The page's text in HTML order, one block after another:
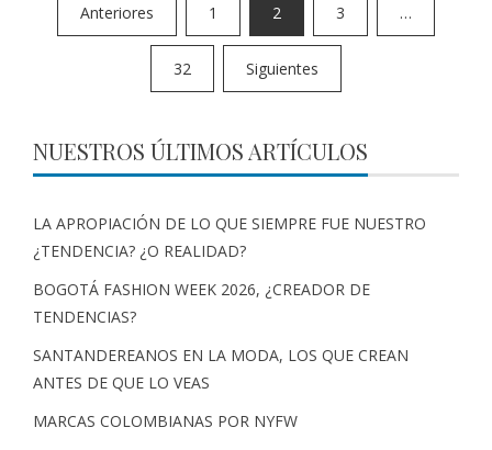
Anteriores 1 2 3 …
32 Siguientes
NUESTROS ÚLTIMOS ARTÍCULOS
LA APROPIACIÓN DE LO QUE SIEMPRE FUE NUESTRO
¿TENDENCIA? ¿O REALIDAD?
BOGOTÁ FASHION WEEK 2026, ¿CREADOR DE
TENDENCIAS?
SANTANDEREANOS EN LA MODA, LOS QUE CREAN
ANTES DE QUE LO VEAS
MARCAS COLOMBIANAS POR NYFW